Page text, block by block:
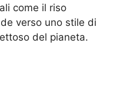
come il riso
verso uno stile di
del pianeta.